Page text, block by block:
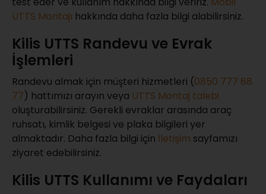
UTTS Montajı hakkında daha fazla bilgi alabilirsiniz.
Kilis UTTS Randevu ve Evrak
İşlemleri
Randevu almak için müşteri hizmetleri (0850 777 88
77) hattımızı arayın veya UTTS Montaj talebi
oluşturabilirsiniz. Gerekli evraklar arasında araç
ruhsatı, kimlik belgesi ve plaka bilgileri yer
almaktadır. Daha fazla bilgi için İletişim sayfamızı
ziyaret edebilirsiniz.
Kilis UTTS Kullanımı ve Faydaları